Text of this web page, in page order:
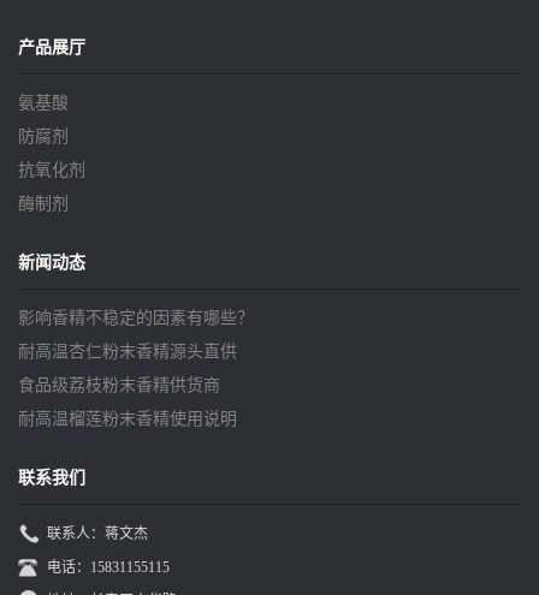
产品展厅
氨基酸
防腐剂
抗氧化剂
酶制剂
新闻动态
影响香精不稳定的因素有哪些？
耐高温杏仁粉末香精源头直供
食品级荔枝粉末香精供货商
耐高温榴莲粉末香精使用说明
联系我们
联系人：蒋文杰
电话：15831155115